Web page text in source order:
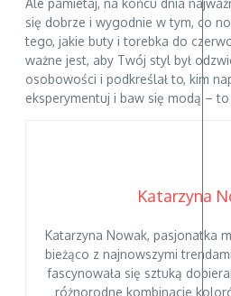
Ale pamietaj, na końcu dnia
się dobrze i wygodnie w tym, co
tego, jakie buty i torebka do
ważne jest, aby Twój styl był
osobowości i podkreślał to, kim
eksperymentuj i baw się modą –
Katarzyna
Katarzyna Nowak, pasjonatka
bieżąco z najnowszymi
fascynowała się sztuką
różnorodne kombinacje